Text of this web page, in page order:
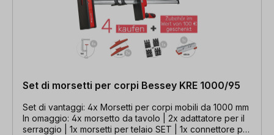
Set di morsetti per corpi Bessey KRE 1000/95
Set di vantaggi: 4x Morsetti per corpi mobili da 1000 mm
In omaggio: 4x morsetto da tavolo | 2x adattatore per il
serraggio | 1x morsetti per telaio SET | 1x connettore per